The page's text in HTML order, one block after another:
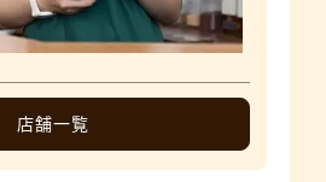
店舗一覧